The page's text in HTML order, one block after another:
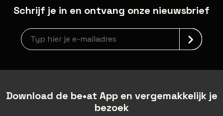
Schrijf je in en ontvang onze nieuwsbrief
Nieuwsbrief aanmelding
Download de be•at App en vergemakkelijk je
bezoek